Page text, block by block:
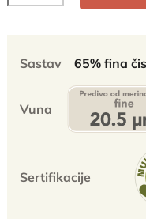
merino
Sastav 65% fina
Vuna
Sertifikacije